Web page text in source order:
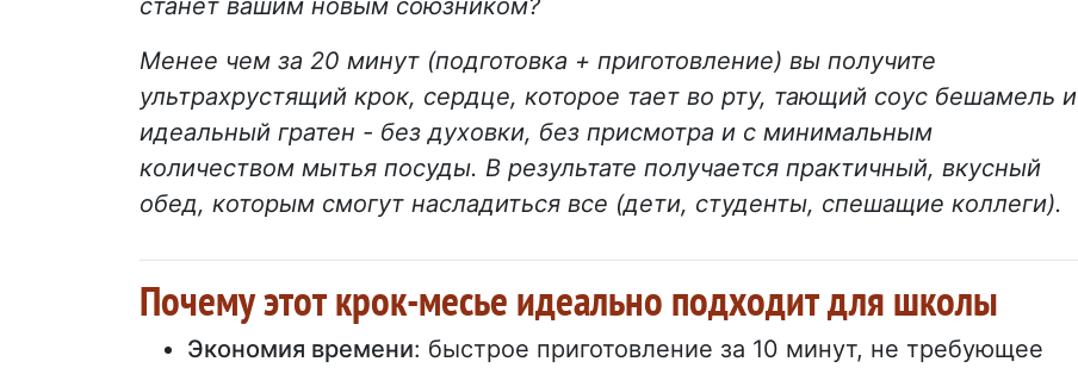
Менее чем за 20 минут (подготовка + приготовление) вы получите
ультрахрустящий крок, сердце, которое тает во рту, тающий соус бешамель и
идеальный гратен - без духовки, без присмотра и с минимальным
количеством мытья посуды. В результате получается практичный, вкусный
обед, которым смогут насладиться все (дети, студенты, спешащие коллеги).
Почему этот крок-месье идеально подходит для школы
Экономия времени: быстрое приготовление за 10 минут, не требующее